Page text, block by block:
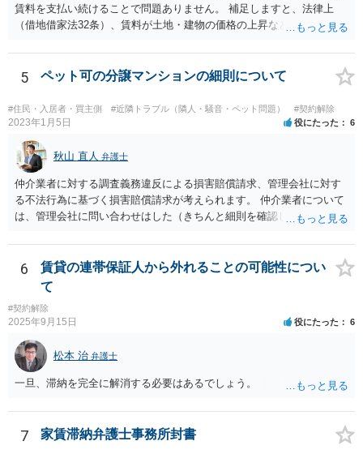
賃料を支払い続けることで問題ありません。 補足しますと、法律上
（借地借家法32条）、賃料が土地・建物の価格の上昇などの経済事情
は、「契約条件にかかわらず」、当事者は賃料の増減を請求できる、
とされています。 「不相当」かどうかは、貸主から、近隣相場の上昇
を示す同種賃貸物件の根拠資料などを提示してもらわないと判断でき
ませんよね。ご相談者様のケースでは、こうした資料が示されていな
いと思われることと、１０％が相当がどうかが分からないので、「不
相当」という判断ができないから賃料増額には応じないという主張が
できます。 なお、賃貸借契約書には「家賃の変更は貸主・借主間の合
意の上で行う」という特約があるとのことですが、最高裁判例（S56.
4.20）では、このような特約があっても協議を経ない増額請求も有効
とされているため（本当に賃料が不相当であれば特約に拘束されるの
は不合理だからという考え方です。「契約条件にかかわらず」とはそ
いう理論になると思います。 そして、法律上、増額協議が整わない場
合、増額を正当とする判決が確定するまでは相当な賃料（※現在の賃
なら受け取らない」などと言った場合は、最寄りの法務局に現在の賃
がありますので、注意が必要です。
5 ペット可の分譲マンションの細則について
#住民・入居者・買主側 #近隣トラブル（隣人・騒音・ペット問題） #契約解除
2023年1月5日 役にたった 6
秋山 直人 弁護士
仲介業者に対する調査義務違反による損害賠償請求、管理会社に対す
る不法行為に基づく損害賠償請求が考えられます。 仲介業者について
は、管理会社に問い合わせはした（きちんと細則を確認しなかった管
の間には直接の契約関係がないので、管理会社からは、ご相談者様に
対して義務を負っていないという反論が予想されます。 そのため、両
方に請求してくのが良いのではと思います。 損害の範囲はなかなか難
しいところですが、リフォーム工事をキャンセルしてキャンセル料が
発生しているということですので、当該キャンセル料を請求すること
が考えられます。また、きちんと説明を受けていればそもそも売買契
約をしなかったとして、仲介手数料や登記費用も損害であるとして賠
償請求することが考えられます。
6
賃貸の連帯保証人から外れることの可能性につい
て
#契約解除
2025年9月15日 役にたった 6
松本 治 弁護士
一旦、滞納を完全に解消する必要はあるでしょう。
7 家賃滞納弁護士事務所封書